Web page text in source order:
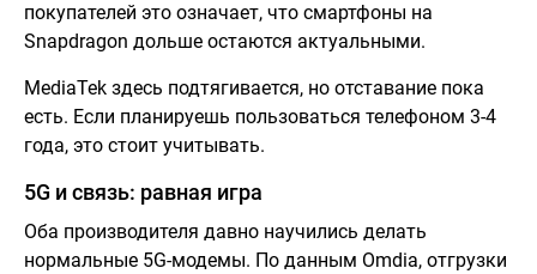
покупателей это означает, что смартфоны на
Snapdragon дольше остаются актуальными.
MediaTek здесь подтягивается, но отставание пока
есть. Если планируешь пользоваться телефоном 3-4
года, это стоит учитывать.
5G и связь: равная игра
Оба производителя давно научились делать
нормальные 5G-модемы. По данным Omdia, отгрузки